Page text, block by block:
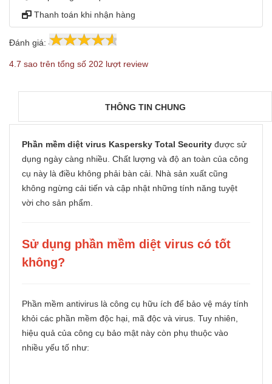
Thanh toán khi nhận hàng
Đánh giá: 4.7 202
4.7 sao trên tổng số 202 lượt review
THÔNG TIN CHUNG
Phần mềm diệt virus Kaspersky Total Security được sử
dụng ngày càng nhiều. Chất lượng và độ an toàn của công
cụ này là điều không phải bàn cải. Nhà sản xuất cũng
không ngừng cải tiến và cập nhật những tính năng tuyệt
vời cho sản phẩm.
Sử dụng phần mềm diệt virus có tốt
không?
Phần mềm antivirus là công cụ hữu ích để bảo vệ máy tính
khỏi các phần mềm độc hại, mã độc và virus. Tuy nhiên,
hiệu quả của công cụ bảo mật này còn phụ thuộc vào
nhiều yếu tố như: